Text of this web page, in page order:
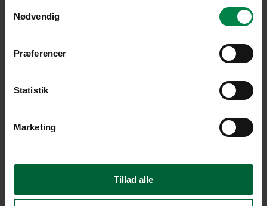
Nødvendig
Præferencer
Statistik
Marketing
Tillad alle